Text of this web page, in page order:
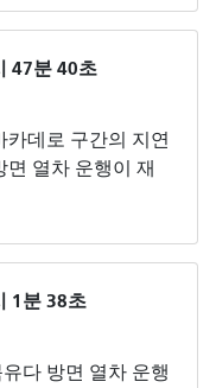
47분 40초
카데로 구간의 지연
열차 운행이 재
1분 38초
다 방면 열차 운행